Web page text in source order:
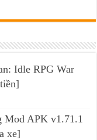
Idle RPG War
APK v1.71.1
xe]